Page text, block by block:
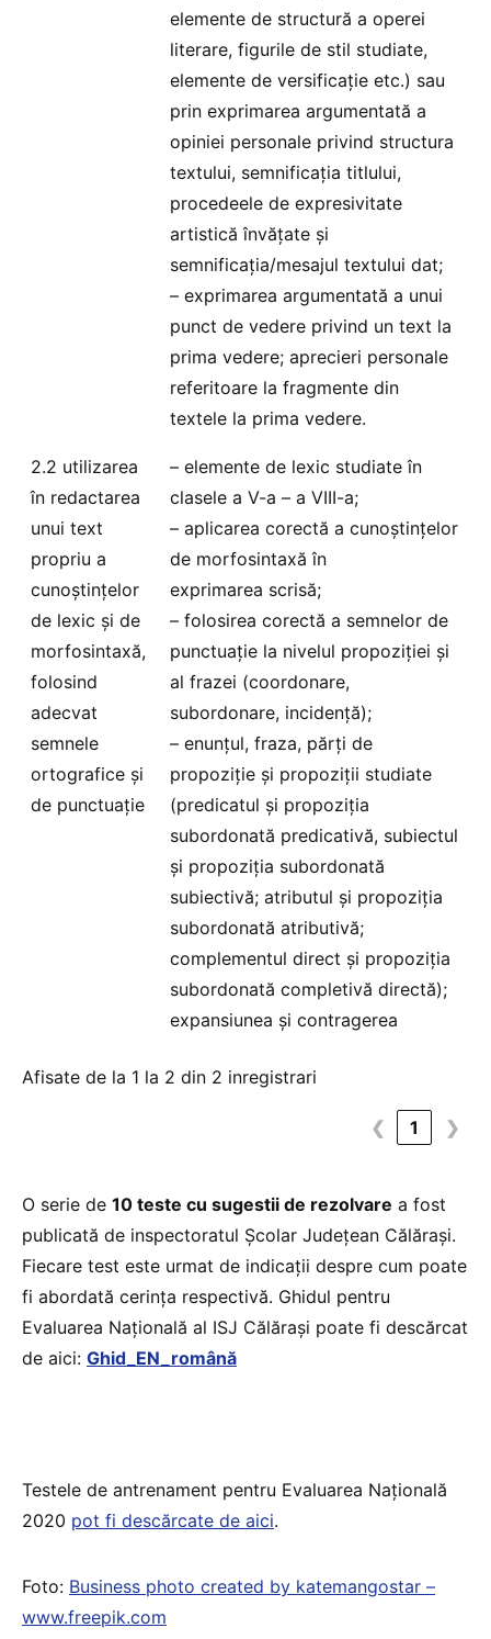
elemente de structură a operei
literare, figurile de stil studiate,
elemente de versificație etc.) sau
prin exprimarea argumentată a
opiniei personale privind structura
textului, semnificația titlului,
procedeele de expresivitate
artistică învățate și
semnificația/mesajul textului dat;
– exprimarea argumentată a unui
punct de vedere privind un text la
prima vedere; aprecieri personale
referitoare la fragmente din
textele la prima vedere.
2.2 utilizarea
în redactarea
unui text
propriu a
cunoștințelor
de lexic și de
morfosintaxă,
folosind
adecvat
semnele
ortografice și
de punctuație
– elemente de lexic studiate în
clasele a V-a – a VIII-a;
– aplicarea corectă a cunoștințelor
de morfosintaxă în
exprimarea scrisă;
– folosirea corectă a semnelor de
punctuație la nivelul propoziției și
al frazei (coordonare,
subordonare, incidență);
– enunțul, fraza, părți de
propoziție și propoziții studiate
(predicatul și propoziția
subordonată predicativă, subiectul
și propoziția subordonată
subiectivă; atributul și propoziția
subordonată atributivă;
complementul direct și propoziția
subordonată completivă directă);
expansiunea și contragerea
Afisate de la 1 la 2 din 2 inregistrari
❮ 1 ❯
O serie de 10 teste cu sugestii de rezolvare a fost
publicată de inspectoratul Școlar Județean Călărași.
Fiecare test este urmat de indicații despre cum poate
fi abordată cerința respectivă. Ghidul pentru
Evaluarea Națională al ISJ Călărași poate fi descărcat
de aici: Ghid_EN_română
Testele de antrenament pentru Evaluarea Națională
2020 pot fi descărcate de aici.
Foto: Business photo created by katemangostar –
www.freepik.com